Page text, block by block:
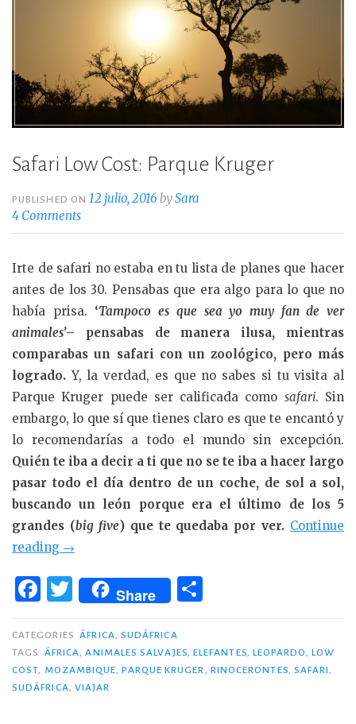
Safari Low Cost: Parque Kruger
PUBLISHED ON12 julio, 2016 bySara
4 Comments
Irte de safari no estaba en tu lista de planes que hacer
antes de los 30. Pensabas que era algo para lo que no
había prisa. ‘Tampoco es que sea yo muy fan de ver
animales’– pensabas de manera ilusa, mientras
comparabas un safari con un zoológico, pero más
logrado. Y, la verdad, es que no sabes si tu visita al
Parque Kruger puede ser calificada como safari. Sin
embargo, lo que sí que tienes claro es que te encantó y
lo recomendarías a todo el mundo sin excepción.
Quién te iba a decir a ti que no se te iba a hacer largo
pasar todo el día dentro de un coche, de sol a sol,
buscando un león porque era el último de los 5
grandes (big five) que te quedaba por ver. Continue
reading «Safari
Cost:
Kruger»
→
F
c
e
b
T
w
it
te
r
Share
p
CATEGORIES ÁFRICA SUDÁFRICA
TAGS
ÁFRICA ,ANIMALES SALVAJES ELEFANTES LEOPARDO
LOW
COST
MOZAMBIQUE ,PARQUE KRUGER RINOCERONTES SAFARI
SUDÁFRICA VIAJAR